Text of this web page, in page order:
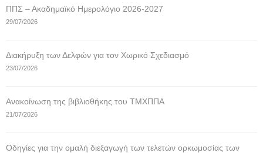
ΠΠΣ – Ακαδημαϊκό Ημερολόγιο 2026-2027
29/07/2026
Διακήρυξη των Δελφών για τον Χωρικό Σχεδιασμό
23/07/2026
Ανακοίνωση της βιβλιοθήκης του ΤΜΧΠΠΑ
21/07/2026
Οδηγίες για την ομαλή διεξαγωγή των τελετών ορκωμοσίας των